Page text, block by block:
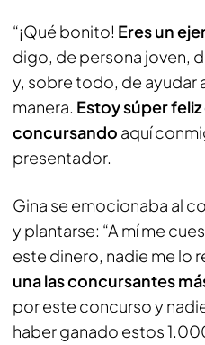
“¡Qué bonito! Eres un
digo, de persona joven,
y, sobre todo, de ayudar
manera. Estoy súper
concursando aquí
presentador.
Gina se emocionaba al
y plantarse: “A mí me
este dinero, nadie me lo
una las concursantes
por este concurso y
haber ganado estos